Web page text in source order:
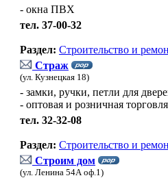
- окна ПВХ
тел. 37-00-32
Раздел: Строительство и
Страж
(ул. Кузнецкая 18)
- замки, ручки, петли для
- оптовая и розничная торговля
тел. 32-32-08
Раздел: Строительство и
Строим дом
(ул. Ленина 54А оф.1)